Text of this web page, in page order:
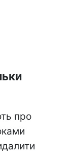
про